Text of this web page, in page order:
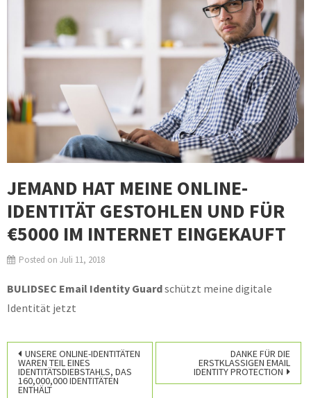
JEMAND HAT MEINE ONLINE-
IDENTITÄT GESTOHLEN UND FÜR
€5000 IM INTERNET EINGEKAUFT
Posted on Juli 11, 2018
BULIDSEC Email Identity Guardschützt meine digitale
Identität jetzt
Beitragsnavigation
UNSEREONLINE-IDENTITÄTEN
WAREN TEIL EINES
IDENTITÄTSDIEBSTAHLS, DAS
160,000,000 IDENTITÄTEN
ENTHÄLT
DANKE FÜR DIE
ERSTKLASSIGEN EMAIL
IDENTITY PROTECTION